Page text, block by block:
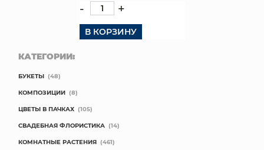
- +
В КОРЗИНУ
КАТЕГОРИИ:
БУКЕТЫ (48)
КОМПОЗИЦИИ (8)
ЦВЕТЫ В ПАЧКАХ (105)
СВАДЕБНАЯ ФЛОРИСТИКА (14)
КОМНАТНЫЕ РАСТЕНИЯ (461)